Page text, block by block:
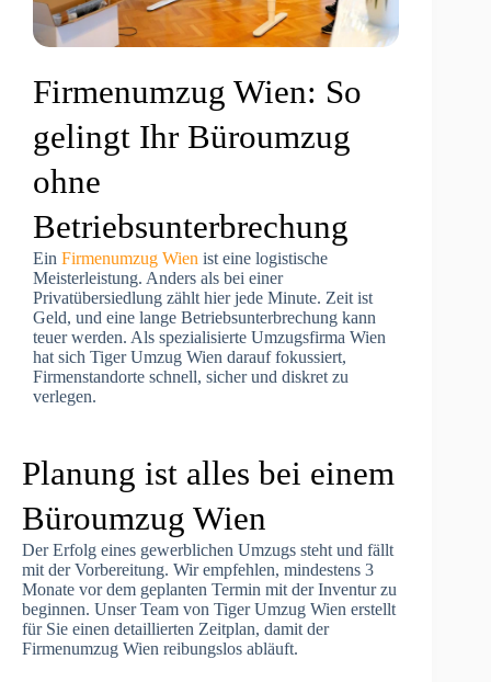
Firmenumzug Wien: So
gelingt Ihr Büroumzug
ohne
Betriebsunterbrechung
Ein Firmenumzug Wien ist eine logistische
Meisterleistung. Anders als bei einer
Privatübersiedlung zählt hier jede Minute. Zeit ist
Geld, und eine lange Betriebsunterbrechung kann
teuer werden. Als spezialisierte Umzugsfirma Wien
hat sich Tiger Umzug Wien darauf fokussiert,
Firmenstandorte schnell, sicher und diskret zu
verlegen.
Planung ist alles bei einem
Büroumzug Wien
Der Erfolg eines gewerblichen Umzugs steht und fällt
mit der Vorbereitung. Wir empfehlen, mindestens 3
Monate vor dem geplanten Termin mit der Inventur zu
beginnen. Unser Team von Tiger Umzug Wien erstellt
für Sie einen detaillierten Zeitplan, damit der
Firmenumzug Wien reibungslos abläuft.